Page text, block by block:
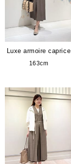
Luxe armoire caprice
163cm